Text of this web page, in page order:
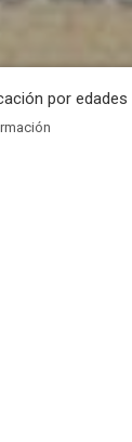
por edades